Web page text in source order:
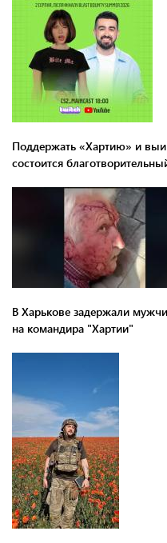
Поддержать «Хартию» и
состоится
В Харькове задержали
на командира "Хартии"